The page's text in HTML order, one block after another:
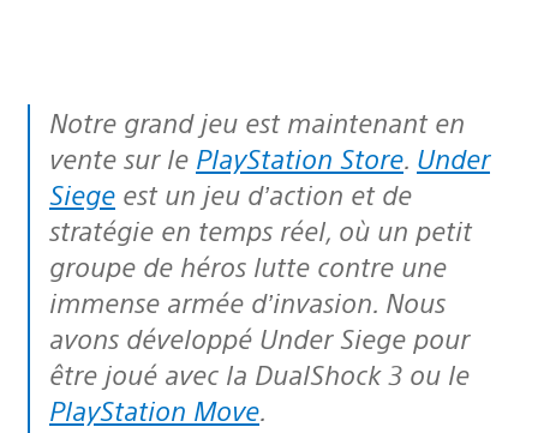
Notre grand jeu est maintenant en
vente sur le PlayStation Store. Under
Siege est un jeu d’action et de
stratégie en temps réel, où un petit
groupe de héros lutte contre une
immense armée d’invasion. Nous
avons développé Under Siege pour
être joué avec la DualShock 3 ou le
PlayStation Move.